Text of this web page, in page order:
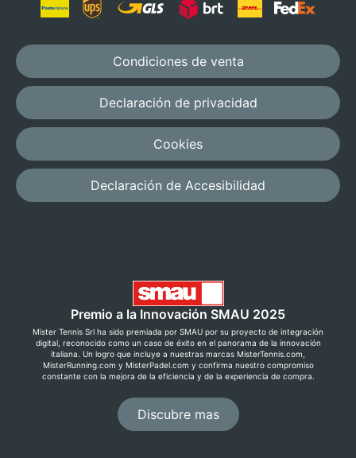
Condiciones de venta
Declaración de privacidad
Cookies
Declaración de Accesibilidad
Premio a la Innovación SMAU 2025
Mister Tennis Srl ha sido premiada por SMAU por su proyecto de integración
digital, reconocido como un caso de éxito en el panorama de la innovación
italiana. Un logro que incluye a nuestras marcas MisterTennis.com,
MisterRunning.com y MisterPadel.com y confirma nuestro compromiso
constante con la mejora de la eficiencia y de la experiencia de compra.
Discubre mas